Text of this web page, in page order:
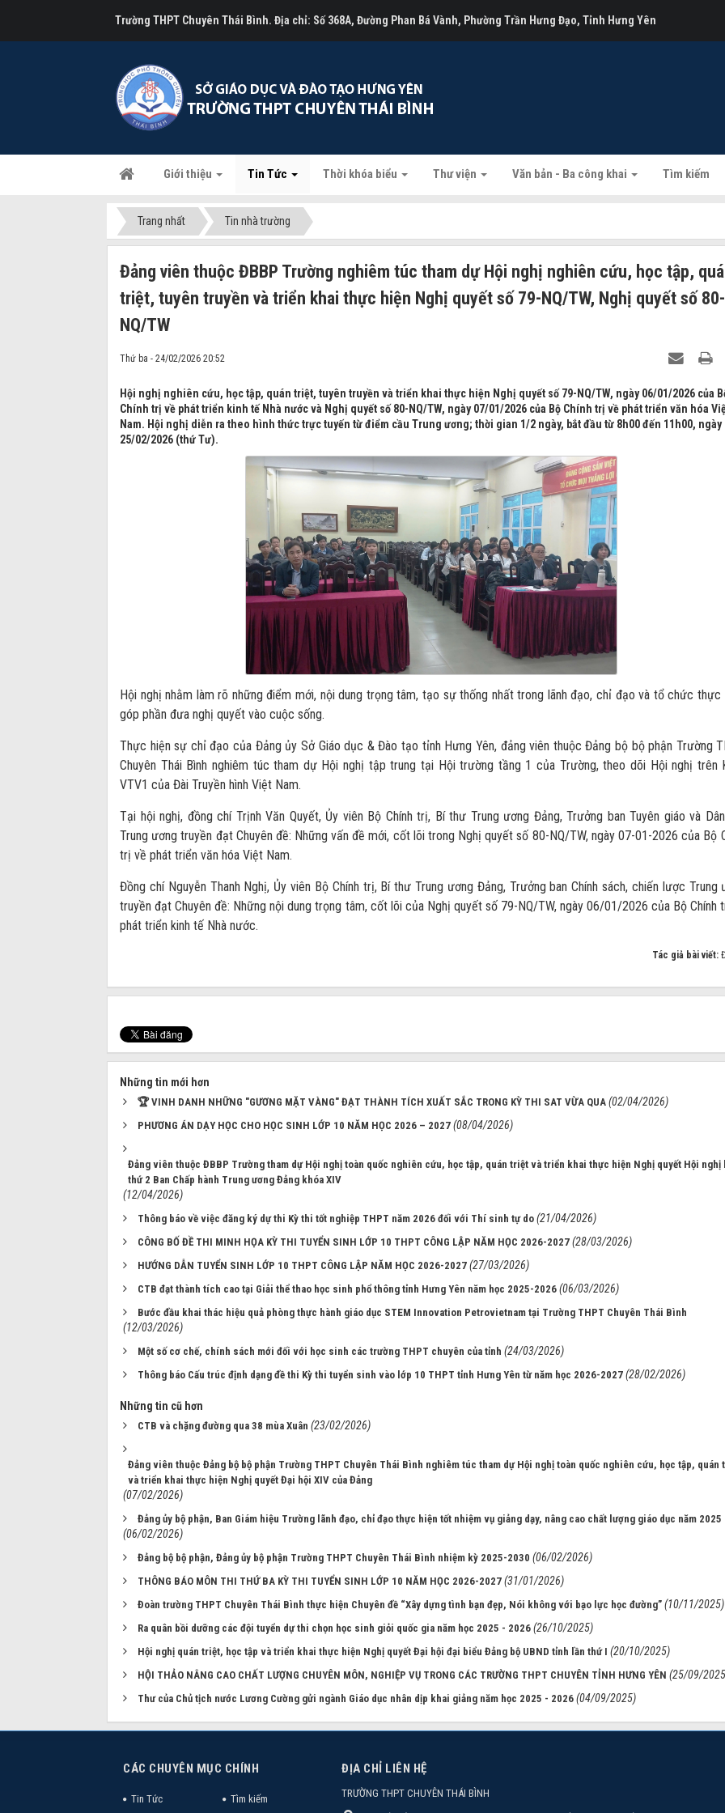
Giới thiệu Tin Tức Thời khóa biểu Thư viện Văn bản - Ba công khai Tìm kiếm
Trường THPT Chuyên Thái Bình. Địa chỉ: Số 368A, Đường Phan Bá Vành, Phường Trần Hưng Đạo, Tỉnh Hưng Yên
Trang nhất Tin nhà trường
Đảng viên thuộc ĐBBP Trường nghiêm túc tham dự Hội nghị nghiên cứu, học tập,
triệt, tuyên truyền và triển khai thực hiện Nghị quyết số 79-NQ/TW, Nghị quyết số 80-
NQ/TW
Thứ ba - 24/02/2026 20:52
Hội nghị nghiên cứu, học tập, quán triệt, tuyên truyền và triển khai thực hiện Nghị quyết số 79-NQ/TW, ngày 06/01/2026 của
Chính trị về phát triển kinh tế Nhà nước và Nghị quyết số 80-NQ/TW, ngày 07/01/2026 của Bộ Chính trị về phát triển văn hóa
Nam. Hội nghị diễn ra theo hình thức trực tuyến từ điểm cầu Trung ương; thời gian 1/2 ngày, bắt đầu từ 8h00 đến 11h00, ngày
25/02/2026 (thứ Tư).
Hội nghị nhằm làm rõ những điểm mới, nội dung trọng tâm, tạo sự thống nhất trong lãnh đạo, chỉ đạo và tổ chức thực
góp phần đưa nghị quyết vào cuộc sống.
Thực hiện sự chỉ đạo của Đảng ủy Sở Giáo dục & Đào tạo tỉnh Hưng Yên, đảng viên thuộc Đảng bộ bộ phận Trường
Chuyên Thái Bình nghiêm túc tham dự Hội nghị tập trung tại Hội trường tầng 1 của Trường, theo dõi Hội nghị trên
VTV1 của Đài Truyền hình Việt Nam.
Tại hội nghị, đồng chí Trịnh Văn Quyết, Ủy viên Bộ Chính trị, Bí thư Trung ương Đảng, Trưởng ban Tuyên giáo và
Trung ương truyền đạt Chuyên đề: Những vấn đề mới, cốt lõi trong Nghị quyết số 80-NQ/TW, ngày 07-01-2026 của Bộ
trị về phát triển văn hóa Việt Nam.
Đồng chí Nguyễn Thanh Nghị, Ủy viên Bộ Chính trị, Bí thư Trung ương Đảng, Trưởng ban Chính sách, chiến lược Trung
truyền đạt Chuyên đề: Những nội dung trọng tâm, cốt lõi của Nghị quyết số 79-NQ/TW, ngày 06/01/2026 của Bộ Chính
phát triển kinh tế Nhà nước.
Tác giả bài viết:
Những tin mới hơn
🏆 VINH DANH NHỮNG "GƯƠNG MẶT VÀNG" ĐẠT THÀNH TÍCH XUẤT SẮC TRONG KỲ THI SAT VỪA QUA (02/04/2026)
PHƯƠNG ÁN DẠY HỌC CHO HỌC SINH LỚP 10 NĂM HỌC 2026 – 2027 (08/04/2026)
Đảng viên thuộc ĐBBP Trường tham dự Hội nghị toàn quốc nghiên cứu, học tập, quán triệt và triển khai thực hiện Nghị quyết Hội nghị
thứ 2 Ban Chấp hành Trung ương Đảng khóa XIV
(12/04/2026)
Thông báo về việc đăng ký dự thi Kỳ thi tốt nghiệp THPT năm 2026 đối với Thí sinh tự do (21/04/2026)
CÔNG BỐ ĐỀ THI MINH HỌA KỲ THI TUYỂN SINH LỚP 10 THPT CÔNG LẬP NĂM HỌC 2026-2027 (28/03/2026)
HƯỚNG DẪN TUYỂN SINH LỚP 10 THPT CÔNG LẬP NĂM HỌC 2026-2027 (27/03/2026)
CTB đạt thành tích cao tại Giải thể thao học sinh phổ thông tỉnh Hưng Yên năm học 2025-2026 (06/03/2026)
Bước đầu khai thác hiệu quả phòng thực hành giáo dục STEM Innovation Petrovietnam tại Trường THPT Chuyên Thái Bình
(12/03/2026)
Một số cơ chế, chính sách mới đối với học sinh các trường THPT chuyên của tỉnh (24/03/2026)
Thông báo Cấu trúc định dạng đề thi Kỳ thi tuyển sinh vào lớp 10 THPT tỉnh Hưng Yên từ năm học 2026-2027 (28/02/2026)
Những tin cũ hơn
CTB và chặng đường qua 38 mùa Xuân (23/02/2026)
Đảng viên thuộc Đảng bộ bộ phận Trường THPT Chuyên Thái Bình nghiêm túc tham dự Hội nghị toàn quốc nghiên cứu, học tập, quán
và triển khai thực hiện Nghị quyết Đại hội XIV của Đảng
(07/02/2026)
Đảng ủy bộ phận, Ban Giám hiệu Trường lãnh đạo, chỉ đạo thực hiện tốt nhiệm vụ giảng dạy, nâng cao chất lượng giáo dục năm 2025
(06/02/2026)
Đảng bộ bộ phận, Đảng ủy bộ phận Trường THPT Chuyên Thái Bình nhiệm kỳ 2025-2030 (06/02/2026)
THÔNG BÁO MÔN THI THỨ BA KỲ THI TUYỂN SINH LỚP 10 NĂM HỌC 2026-2027 (31/01/2026)
Đoàn trường THPT Chuyên Thái Bình thực hiện Chuyên đề “Xây dựng tình bạn đẹp, Nói không với bạo lực học đường” (10/11/2025)
Ra quân bồi dưỡng các đội tuyển dự thi chọn học sinh giỏi quốc gia năm học 2025 - 2026 (26/10/2025)
Hội nghị quán triệt, học tập và triển khai thực hiện Nghị quyết Đại hội đại biểu Đảng bộ UBND tỉnh lần thứ I (20/10/2025)
HỘI THẢO NÂNG CAO CHẤT LƯỢNG CHUYÊN MÔN, NGHIỆP VỤ TRONG CÁC TRƯỜNG THPT CHUYÊN TỈNH HƯNG YÊN (25/09/
Thư của Chủ tịch nước Lương Cường gửi ngành Giáo dục nhân dịp khai giảng năm học 2025 - 2026 (04/09/2025)
CÁC CHUYÊN MỤC CHÍNH
Tin Tức Tìm kiếm
ĐỊA CHỈ LIÊN HỆ
TRƯỜNG THPT CHUYÊN THÁI BÌNH